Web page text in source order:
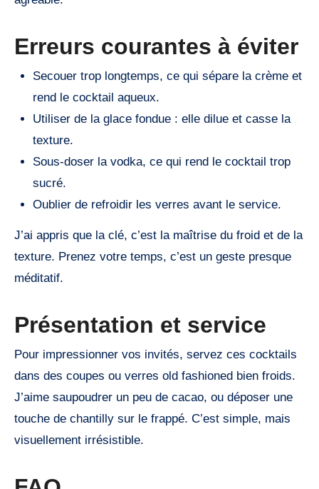
Erreurs courantes à éviter
Secouer trop longtemps, ce qui sépare la crème et
rend le cocktail aqueux.
Utiliser de la glace fondue : elle dilue et casse la
texture.
Sous-doser la vodka, ce qui rend le cocktail trop
sucré.
Oublier de refroidir les verres avant le service.
J’ai appris que la clé, c’est la maîtrise du froid et de la
texture. Prenez votre temps, c’est un geste presque
méditatif.
Présentation et service
Pour impressionner vos invités, servez ces cocktails
dans des coupes ou verres old fashioned bien froids.
J’aime saupoudrer un peu de cacao, ou déposer une
touche de chantilly sur le frappé. C’est simple, mais
visuellement irrésistible.